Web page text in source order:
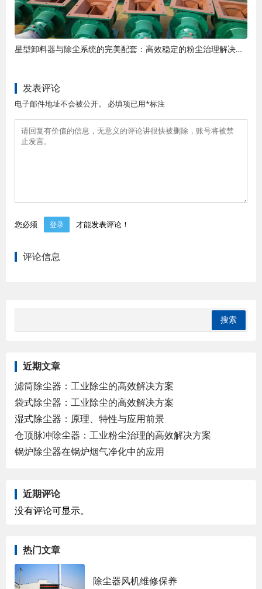
星型卸料器与除尘系统的完美配套：高效稳定的粉尘治理解决方案
发表评论
电子邮件地址不会被公开。 必填项已用*标注
您必须 登录 才能发表评论！
评论信息
近期文章
滤筒除尘器：工业除尘的高效解决方案
袋式除尘器：工业除尘的高效解决方案
湿式除尘器：原理、特性与应用前景
仓顶脉冲除尘器：工业粉尘治理的高效解决方案
锅炉除尘器在锅炉烟气净化中的应用
近期评论
没有评论可显示。
热门文章
除尘器风机维修保养